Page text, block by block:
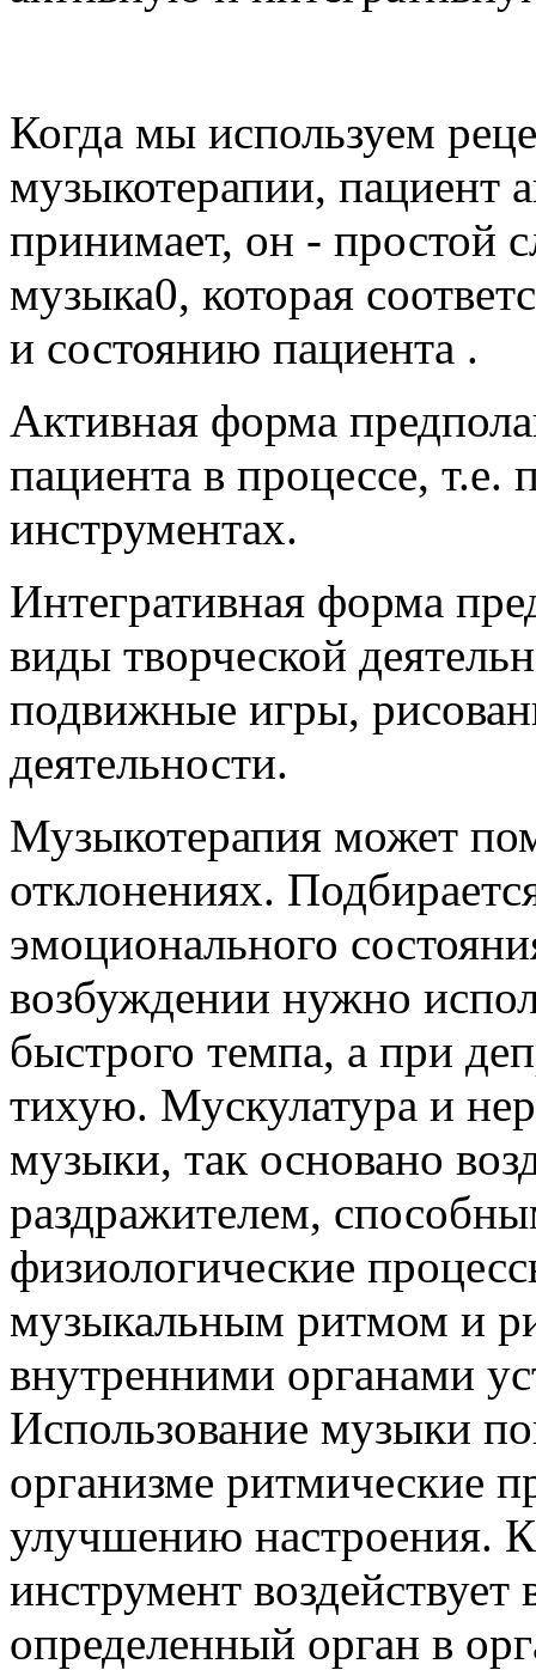
Когда мы используем
музыкотерапии, пациент
принимает, он - простой
музыка0, которая
и состоянию пациента .
Активная форма
пациента в процессе,
инструментах.
Интегративная форма
виды творческой
подвижные игры,
деятельности.
Музыкотерапия может
отклонениях.
эмоционального
возбуждении нужно
быстрого темпа, а при
тихую. Мускулатура и
музыки, так основано
раздражителем,
физиологические
музыкальным ритмом и
внутренними органами
Использование музыки
организме ритмические
улучшению настроения.
инструмент
определенный орган в